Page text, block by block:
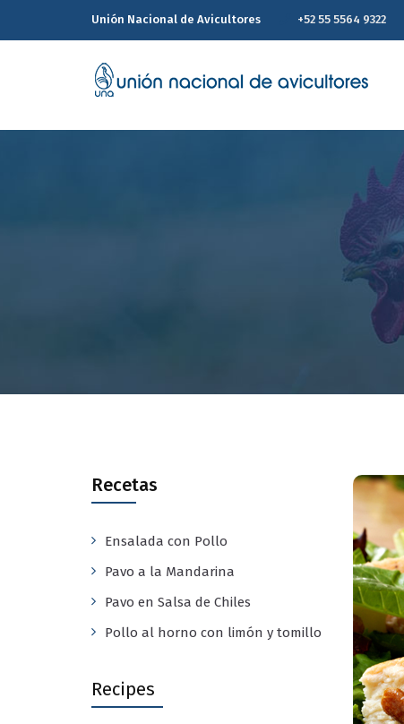
Unión Nacional de Avicultores +52 55 5564 9322
Recetas
Ensalada con Pollo
Pavo a la Mandarina
Pavo en Salsa de Chiles
Pollo al horno con limón y tomillo
Recipes